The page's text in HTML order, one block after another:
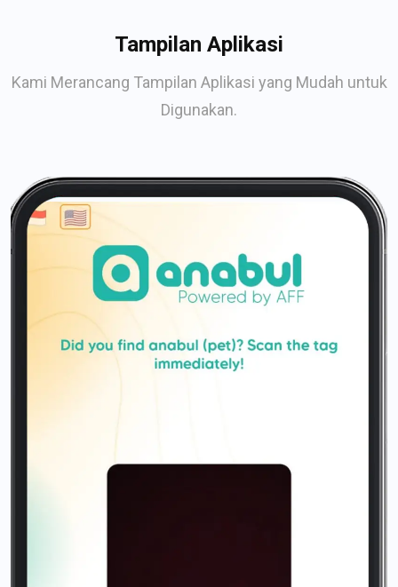
Tampilan Aplikasi
Kami Merancang Tampilan Aplikasi yang Mudah untuk
Digunakan.